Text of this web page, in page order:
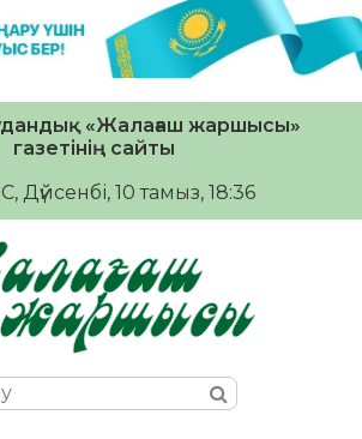
«Жалағаш жаршысы»
газетінің сайты
, Дүйсенбі, 10 тамыз, 18:36